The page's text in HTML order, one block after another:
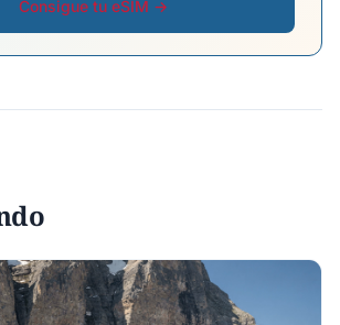
Consigue tu eSIM →